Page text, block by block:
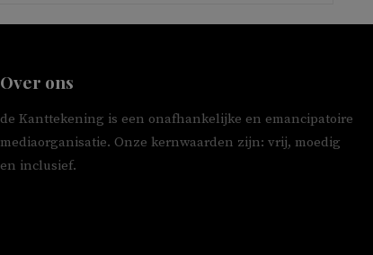
Over ons
de Kanttekening is een onafhankelijke en emancipatoire
mediaorganisatie. Onze kernwaarden zijn: vrij, moedig
en inclusief.